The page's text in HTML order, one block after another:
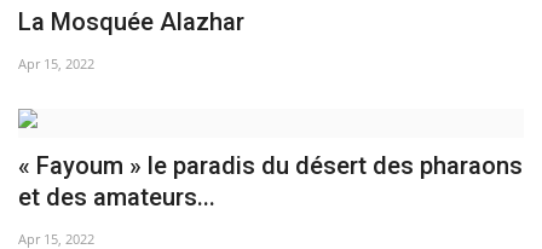
La Mosquée Alazhar
Apr 15, 2022
« Fayoum » le paradis du désert des pharaons
et des amateurs...
Apr 15, 2022